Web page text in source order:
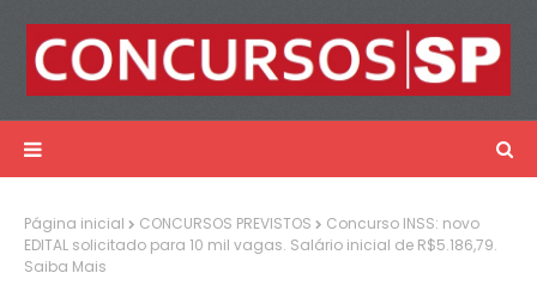
Página inicial CONCURSOS PREVISTOS
Concurso INSS: novo
EDITAL solicitado para 10 mil vagas. Salário inicial de R$5.186,79.
Saiba Mais